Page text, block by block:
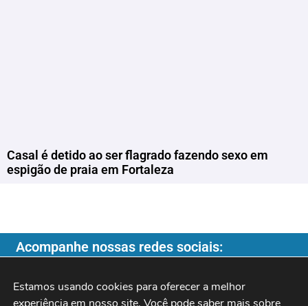
Casal é detido ao ser flagrado fazendo sexo em
espigão de praia em Fortaleza
Acompanhe nossas redes sociais:
Estamos usando cookies para oferecer a melhor